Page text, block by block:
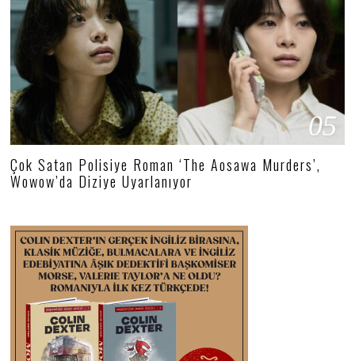
05
Çok Satan Polisiye Roman ‘The Aosawa Murders’,
Wowow’da Diziye Uyarlanıyor